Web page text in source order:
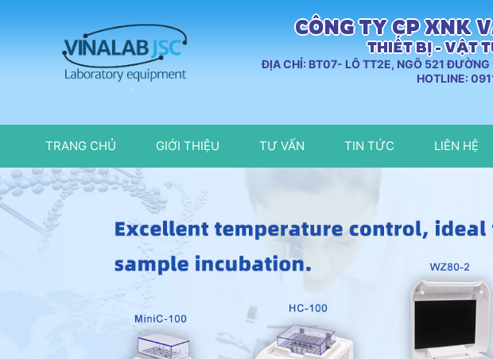
CÔNG TY CP XNK
THIẾT BỊ - VẬT
ĐỊA CHỈ: BT07- LÔ TT2E, NGÕ 521 ĐƯỜNG
HOTLINE:
TRANG CHỦ GIỚI THIỆU TƯ VẤN TIN TỨC LIÊN HỆ